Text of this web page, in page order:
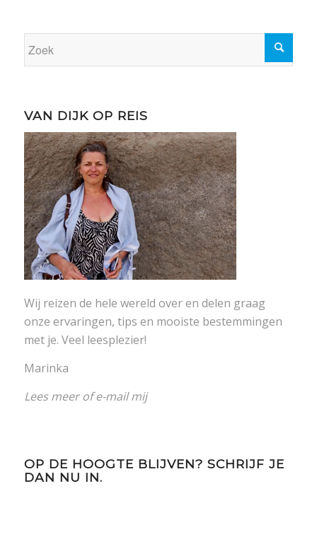
VAN DIJK OP REIS
Wij reizen de hele wereld over en delen graag
onze ervaringen, tips en mooiste bestemmingen
met je. Veel leesplezier!
Marinka
Lees meerofe-mail mij
OP DE HOOGTE BLIJVEN? SCHRIJF JE
DAN NU IN.